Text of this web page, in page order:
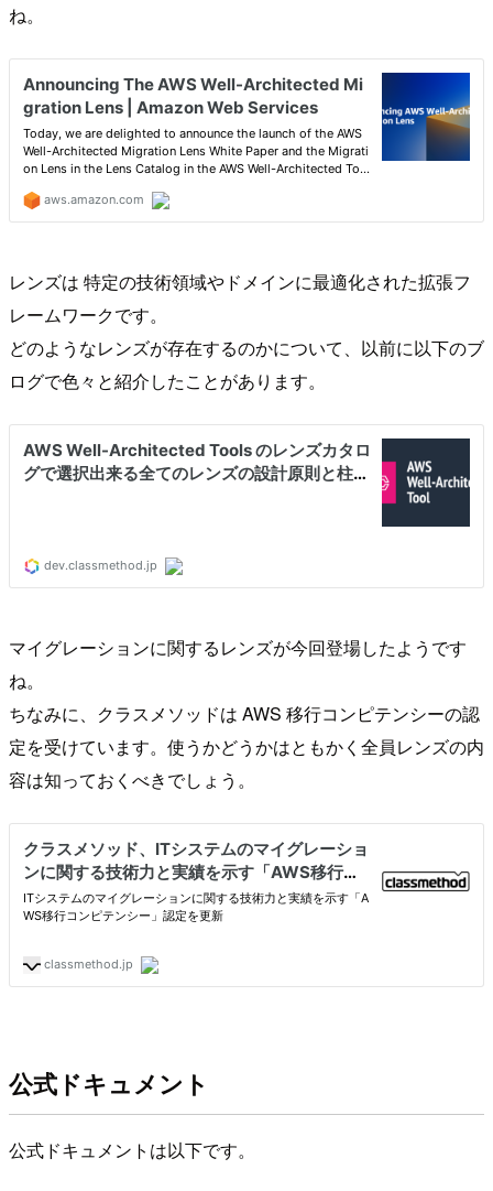
ね。
レンズは 特定の技術領域やドメインに最適化された拡張フ
レームワークです。
どのようなレンズが存在するのかについて、以前に以下のブ
ログで色々と紹介したことがあります。
マイグレーションに関するレンズが今回登場したようです
ね。
ちなみに、クラスメソッドは AWS 移行コンピテンシーの認
定を受けています。使うかどうかはともかく全員レンズの内
容は知っておくべきでしょう。
公式ドキュメント
公式ドキュメントは以下です。